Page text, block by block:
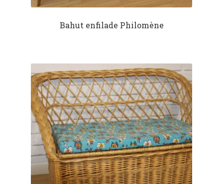
Bahut enfilade Philomène